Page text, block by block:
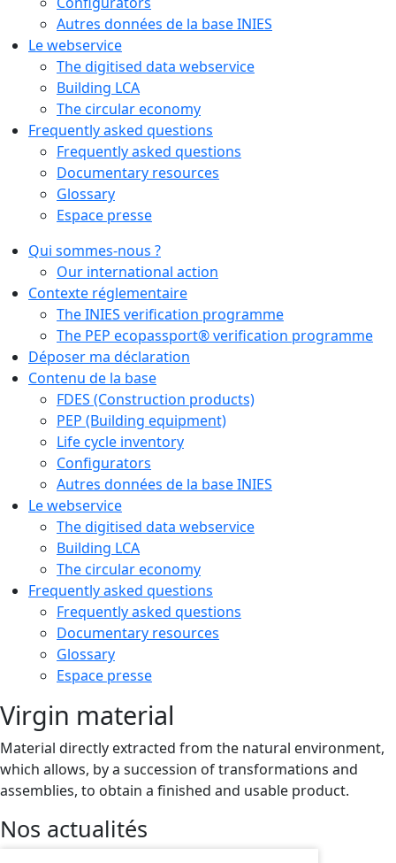
Autres données de la base INIES
Le webservice
The digitised data webservice
Building LCA
The circular economy
Frequently asked questions
Frequently asked questions
Documentary resources
Glossary
Espace presse
Qui sommes-nous ?
Our international action
Contexte réglementaire
The INIES verification programme
The PEP ecopassport® verification programme
Déposer ma déclaration
Contenu de la base
FDES (Construction products)
PEP (Building equipment)
Life cycle inventory
Configurators
Autres données de la base INIES
Le webservice
The digitised data webservice
Building LCA
The circular economy
Frequently asked questions
Frequently asked questions
Documentary resources
Glossary
Espace presse
Virgin material
Material directly extracted from the natural environment,
which allows, by a succession of transformations and
assemblies, to obtain a finished and usable product.
Nos actualités